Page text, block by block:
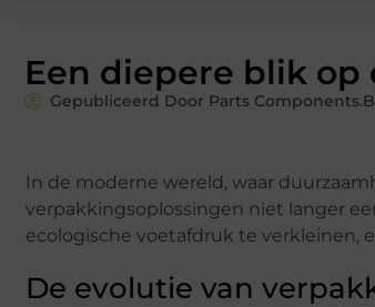
Een diepere blik
Gepubliceerd Door Parts
In de moderne wereld, waar
verpakkingsoplossingen niet langer
ecologische voetafdruk te verkleinen,
De evolutie van